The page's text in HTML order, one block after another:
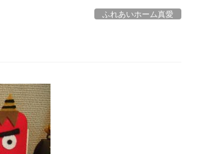
ふれあいホーム真愛